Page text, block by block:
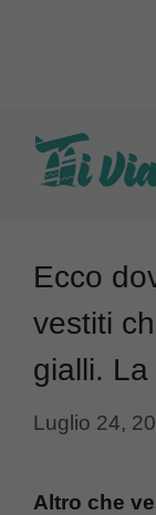
Ecco
vestiti
gialli.
Luglio 24,
Altro che